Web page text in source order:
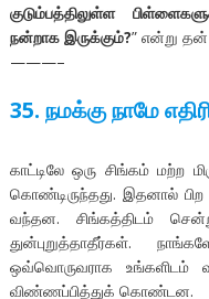
குடும்பத்திலுள்ள
நன்றாக இருக்கும்?” என்று தன்
———–
35. நமக்கு நாமே
காட்டிலே ஒரு சிங்கம் மற்ற
கொண்டிருந்தது. இதனால் பிற
வந்தன. சிங்கத்திடம்
துன்புறுத்தாதீர்கள்.
ஒவ்வொருவராக உங்களிடம்
விண்ணப்பித்துக் கொண்டன.